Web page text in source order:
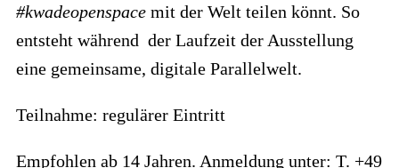
#kwadeopenspace mit der Welt teilen könnt. So
entsteht während der Laufzeit der Ausstellung
eine gemeinsame, digitale Parallelwelt.
Teilnahme: regulärer Eintritt
Empfohlen ab 14 Jahren. Anmeldung unter: T. +49